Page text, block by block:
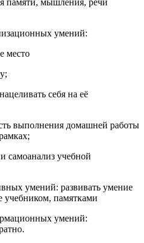
умений:
место
себя на её
выполнения домашней работы
самоанализ учебной
умений: развивать умение
учебником, памятками
умений: